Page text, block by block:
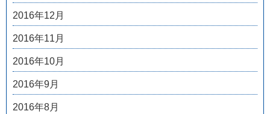
2016年12月
2016年11月
2016年10月
2016年9月
2016年8月